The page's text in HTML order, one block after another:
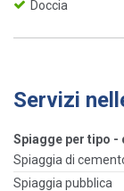
Doccia
Servizi
Spiagge per tipo -
Spiaggia di
Spiaggia pubblica